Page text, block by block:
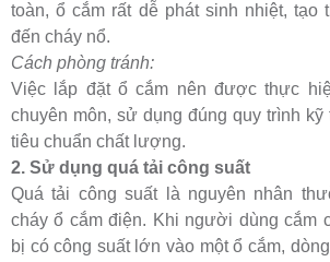
toàn, ổ cắm rất dễ phát sinh nhiệt, tạo
đến cháy nổ.
Cách phòng tránh:
Việc lắp đặt ổ cắm nên được thực
chuyên môn, sử dụng đúng quy trình kỹ
tiêu chuẩn chất lượng.
2. Sử dụng quá tải công suất
Quá tải công suất là nguyên nhân
cháy ổ cắm điện. Khi người dùng cắm
bị có công suất lớn vào một ổ cắm,